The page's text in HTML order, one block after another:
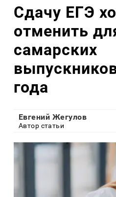
Сдачу ЕГЭ
отменить
самарских
года
Евгений Жегулов
Автор статьи